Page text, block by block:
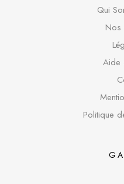
Qui
Nos
Aide
Politique